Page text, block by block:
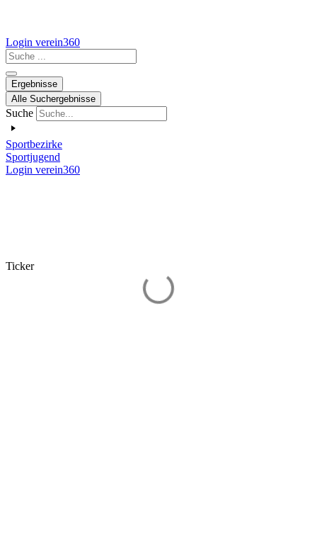
Login verein360
Search
...
Ergebnisse
Alle Suchergebnisse
Suche
Sportbezirke
Sportjugend
Login verein360
Ticker